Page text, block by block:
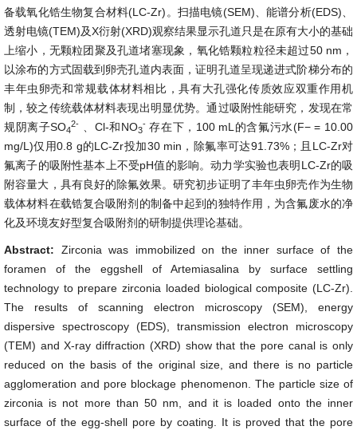
备载氧化锆生物复合材料(LC-Zr)。扫描电镜(SEM)、能谱分析(EDS)、
透射电镜(TEM)及X衍射(XRD)观察结果显示孔道只是在原有大小的基础
上缩小，无颗粒团聚及孔道堵塞现象，氧化锆颗粒粒径未超过50 nm，
以涂布的方式固载到卵壳孔道内表面，证明孔道呈现递进式阶梯分布的
丰年虫卵壳和常规载体材料相比，具有大孔强化传质效应双重作用机
制，较之传统载体材料表现出明显优势。通过吸附性能研究，发现在常
规阴离子SO4
2- 、Cl-和NO3
-存在下，100 mL的含氟污水(F− = 10.00
mg/L)仅用0.8 g的LC-Zr投加30 min，除氟率可达91.73%；且LC-Zr对
氟离子的吸附性基本上不受pH值的影响。动力学实验也表明LC-Zr的吸
附容量大，具有良好的除氟效果。研究初步证明了丰年虫卵壳作为生物
载体材料在载锆复合吸附剂的制备中起到的独特作用，为含氟废水的净
化及环境友好型复合吸附剂的研制提供理论基础。
Abstract: Zirconia was immobilized on the inner surface of the
foramen of the eggshell of Artemiasalina by surface settling
technology to prepare zirconia loaded biological composite (LC-Zr).
The results of scanning electron microscopy (SEM), energy
dispersive spectroscopy (EDS), transmission electron microscopy
(TEM) and X-ray diffraction (XRD) show that the pore canal is only
reduced on the basis of the original size, and there is no particle
agglomeration and pore blockage phenomenon. The particle size of
zirconia is not more than 50 nm, and it is loaded onto the inner
surface of the egg-shell pore by coating. It is proved that the pore